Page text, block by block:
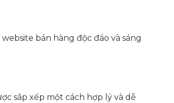
bán hàng độc đáo và sáng
sắp xếp một cách hợp lý và dễ